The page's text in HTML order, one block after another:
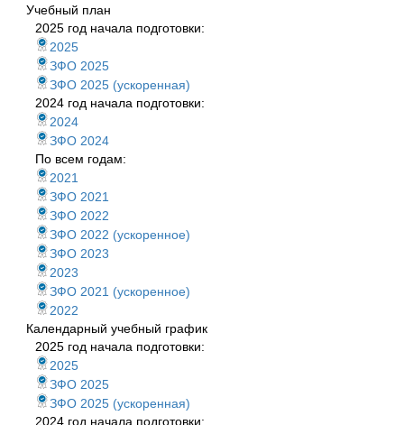
Учебный план
2025 год начала подготовки:
2025
ЗФО 2025
ЗФО 2025 (ускоренная)
2024 год начала подготовки:
2024
ЗФО 2024
По всем годам:
2021
ЗФО 2021
ЗФО 2022
ЗФО 2022 (ускоренное)
ЗФО 2023
2023
ЗФО 2021 (ускоренное)
2022
Календарный учебный график
2025 год начала подготовки:
2025
ЗФО 2025
ЗФО 2025 (ускоренная)
2024 год начала подготовки: